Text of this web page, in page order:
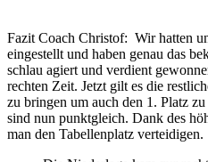
Fazit Coach Christof: Wir hatten
eingestellt und haben genau das
schlau agiert und verdient
rechten Zeit. Jetzt gilt es die
zu bringen um auch den 1. Platz
sind nun punktgleich. Dank des
man den Tabellenplatz verteidigen.